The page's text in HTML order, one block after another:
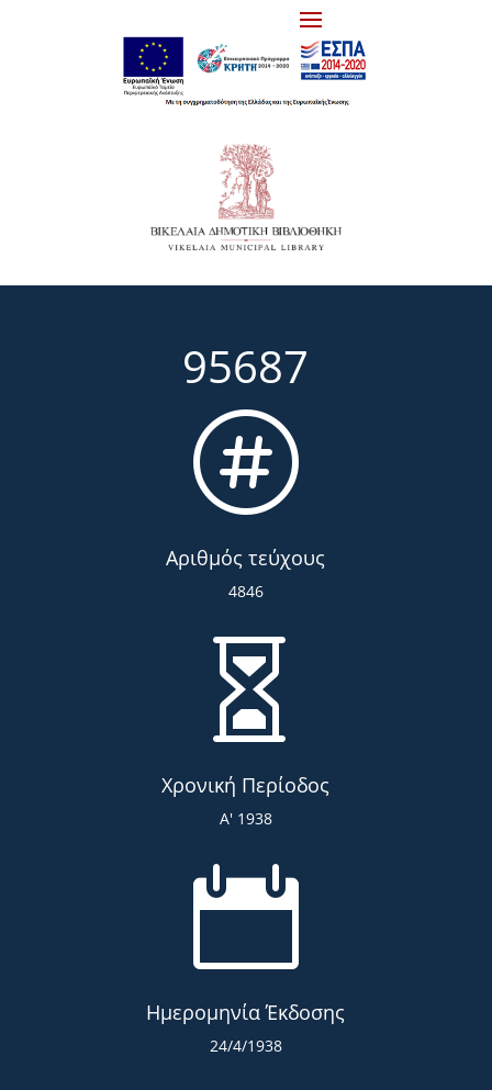
95687

Αριθμός τεύχους
4846

Χρονική Περίοδος
Α' 1938

Ημερομηνία Έκδοσης
24/4/1938